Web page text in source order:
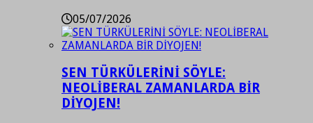
05/07/2026
SEN TÜRKÜLERİNİ SÖYLE:
NEOLİBERAL ZAMANLARDA BİR
DİYOJEN!